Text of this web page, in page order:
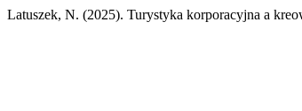
Latuszek, N. (2025). Turystyka korporacyjna a